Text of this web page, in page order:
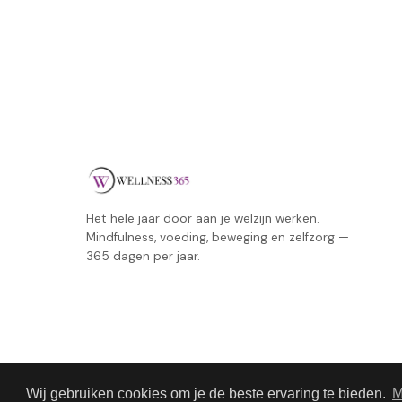
Wij gebruiken cookies om je de beste ervaring te bieden.
Het hele jaar door aan je welzijn werken.
Mindfulness, voeding, beweging en zelfzorg —
365 dagen per jaar.